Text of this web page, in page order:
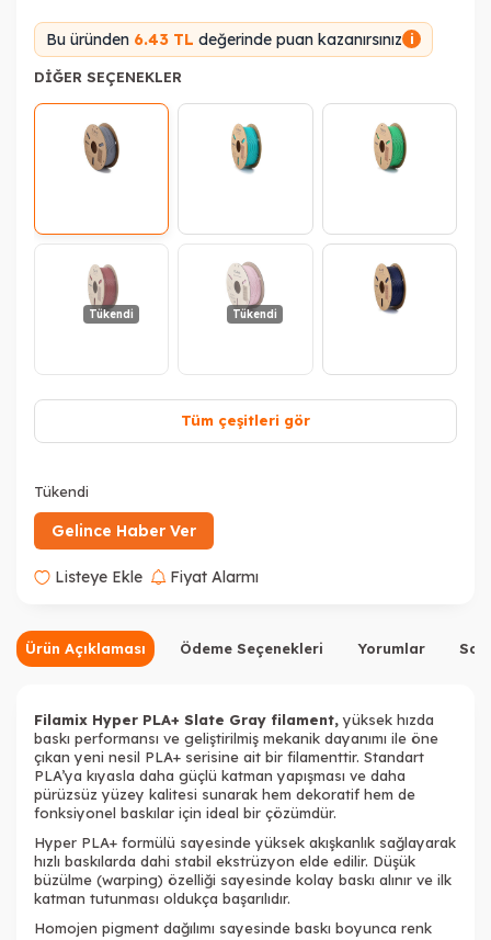
Bu üründen 6.43 TL değerinde puan kazanırsınız i
DIĞER SEÇENEKLER
Tükendi Tükendi
Tükendi Tükendi
Tüm çeşitleri gör
Tükendi
Gelince Haber Ver
Listeye Ekle Fiyat Alarmı
Ürün Açıklaması Ödeme Seçenekleri Yorumlar
Filamix Hyper PLA+ Slate Gray filament,yüksek hızda
baskı performansı ve geliştirilmiş mekanik dayanımı ile öne
çıkan yeni nesil PLA+ serisine ait bir filamenttir. Standart
PLA’ya kıyasla daha güçlü katman yapışması ve daha
pürüzsüz yüzey kalitesi sunarak hem dekoratif hem de
fonksiyonel baskılar için ideal bir çözümdür.
Hyper PLA+ formülü sayesinde yüksek akışkanlık sağlayarak
hızlı baskılarda dahi stabil ekstrüzyon elde edilir. Düşük
büzülme (warping) özelliği sayesinde kolay baskı alınır ve ilk
katman tutunması oldukça başarılıdır.
Homojen pigment dağılımı sayesinde baskı boyunca renk